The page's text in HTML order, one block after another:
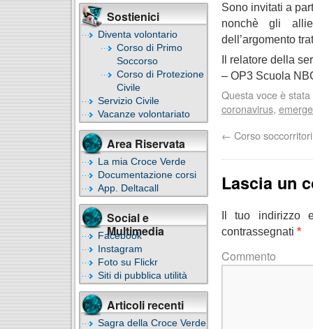
Sostienici
Diventa volontario
Corso di Primo
Soccorso
Corso di Protezione
Civile
Servizio Civile
Vacanze volontariato
Area Riservata
La mia Croce Verde
Documentazione corsi
App. Deltacall
Social e
Multimedia
Facebook
Instagram
Foto su Flickr
Siti di pubblica utilità
Articoli recenti
Sagra della Croce Verde
Sono invitati a
nonchè gli
dell’argomento
Il relatore della
– OP3 Scuola
Questa voce è
coronavirus,
← Corso
Lascia un
Il tuo indirizzo
contrassegnati *